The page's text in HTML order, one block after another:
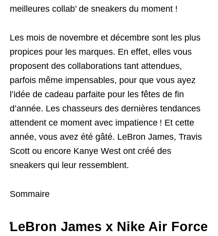
meilleures collab’ de sneakers du moment !
Les mois de novembre et décembre sont les plus
propices pour les marques. En effet, elles vous
proposent des collaborations tant attendues,
parfois même impensables, pour que vous ayez
l’idée de cadeau parfaite pour les fêtes de fin
d’année. Les chasseurs des dernières tendances
attendent ce moment avec impatience ! Et cette
année, vous avez été gâté. LeBron James, Travis
Scott ou encore Kanye West ont créé des
sneakers qui leur ressemblent.
Sommaire
LeBron James x Nike Air Force